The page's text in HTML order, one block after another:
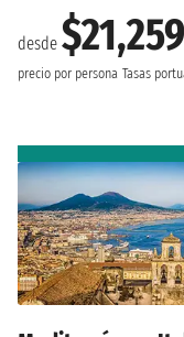
desde $21,259
precio por persona Tasas